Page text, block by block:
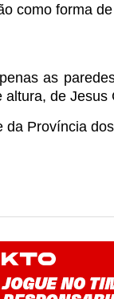
como forma
as
de
Província